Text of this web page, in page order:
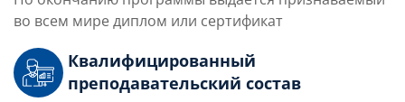
во всем мире диплом или сертификат
Квалифицированный
преподавательский состав